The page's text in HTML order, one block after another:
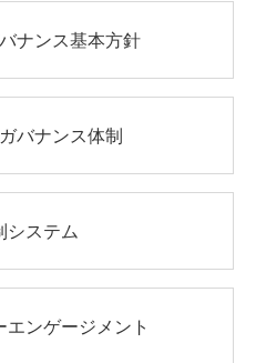
ナンス基本方針
バナンス体制
システム
エンゲージメント